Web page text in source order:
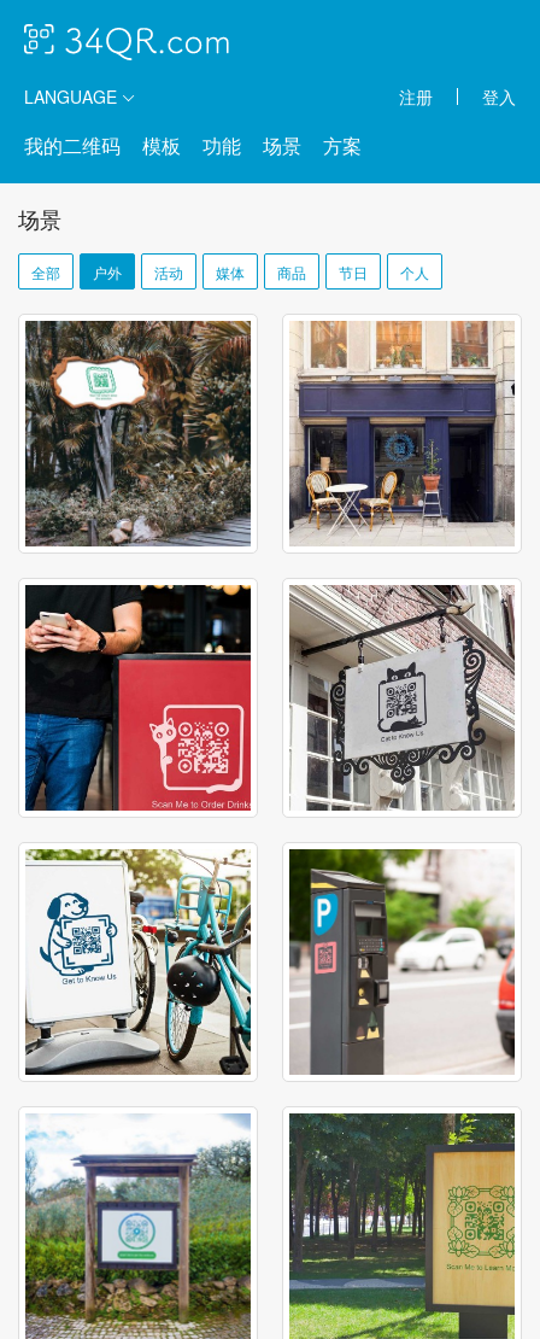
LANGUAGE 注册 登入
我的二维码 模板 功能 场景 方案
场景
全部 户外 活动 媒体 商品 节日 个人